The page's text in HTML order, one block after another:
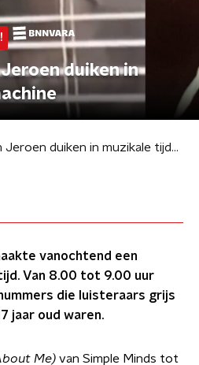
duiken in
Jan-Willem en Jeroen duiken in muzikale tijdmachine
vanochtend een
Van 8.00 tot 9.00 uur
die luisteraars grijs
jaar oud waren.
Me) van Simple Minds tot